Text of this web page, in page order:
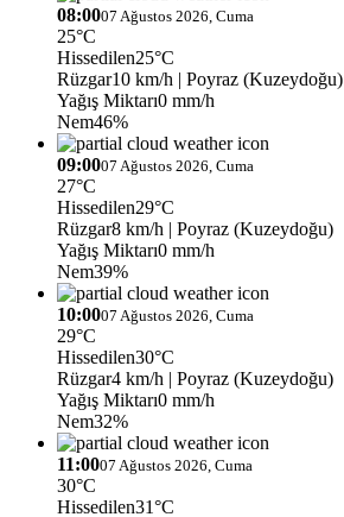
08:0007 Ağustos 2026, Cuma
25°C
Hissedilen25°C
Rüzgar10 km/h | Poyraz (Kuzeydoğu)
Yağış Miktarı0 mm/h
Nem46%
09:0007 Ağustos 2026, Cuma
27°C
Hissedilen29°C
Rüzgar8 km/h | Poyraz (Kuzeydoğu)
Yağış Miktarı0 mm/h
Nem39%
10:0007 Ağustos 2026, Cuma
29°C
Hissedilen30°C
Rüzgar4 km/h | Poyraz (Kuzeydoğu)
Yağış Miktarı0 mm/h
Nem32%
11:0007 Ağustos 2026, Cuma
30°C
Hissedilen31°C